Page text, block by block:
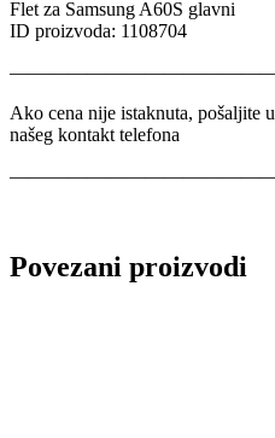
Flet za Samsung A60S glavni
ID proizvoda: 1108704
Ako cena nije istaknuta, pošaljite
našeg kontakt telefona
Povezani proizvodi